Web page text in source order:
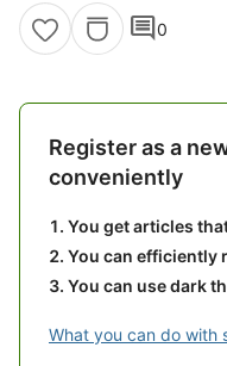
comment0
Register as a
conveniently
You get articles
You can efficiently
You can use dark
What you can do with